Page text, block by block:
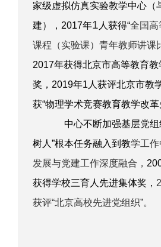
家级虚拟仿真实验教学中心（
建）， 2017年1 人获得“全国高
课程（实验课）青年教师讲课
2017年获得北京市高等教育
奖， 2019年1 人获评北京市教
获“物理学术竞赛教育教学改革
中心不断加强基层党
树人”根本任务融入到教学工
发展与党建工作深度融合，
获得学校三育人先进集体奖，
获评“北京高校先进党组织”。